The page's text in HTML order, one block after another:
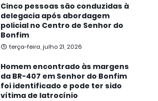
Cinco pessoas são conduzidas à
delegacia após abordagem
policial no Centro de Senhor do
Bonfim
terça-feira, julho 21, 2026
Homem encontrado às margens
da BR-407 em Senhor do Bonfim
foi identificado e pode ter sido
vítima de latrocínio